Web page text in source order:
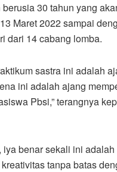
30 tahun yang
Maret 2022 sampai
dari 14 cabang lomba.
sastra ini adalah
ini adalah ajang
Pbsi,” terangnya
benar sekali ini
tanpa batas